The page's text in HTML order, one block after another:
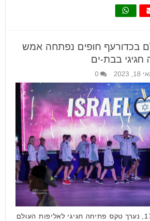
בכדורעף חופים נפתחה אמש
בבת-ים
2023
0
אמש, יום ד', 17.5, נערך טקס פתיחה חגיגי לאליפות העולם